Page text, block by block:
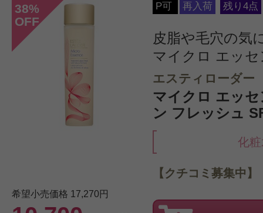
38%
OFF
P可 再入荷 残り4点
皮脂や毛穴の気
マイクロ エッ
エスティローダー
マイクロ エッ
ン フレッシュ
化
希望小売価格 17,270円
【クチコミ募集中】